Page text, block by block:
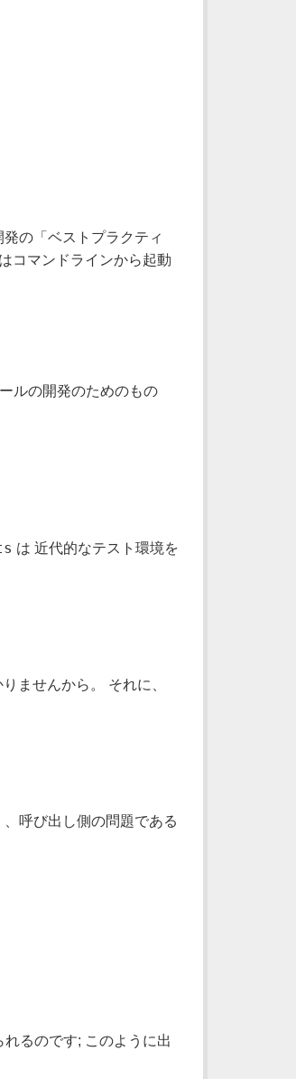
の「ベストプラクティ
コマンドラインから起動
ルの開発のためのもの
は 近代的なテスト環境を
ませんから。 それに、
呼び出し側の問題である
るのです; このように出